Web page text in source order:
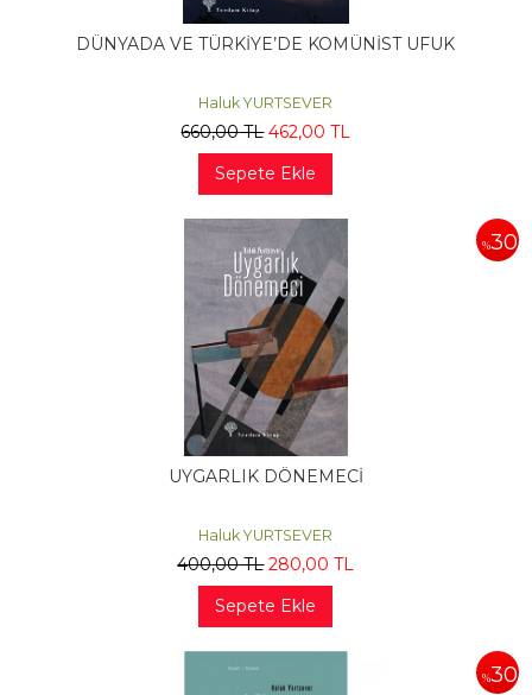
DÜNYADA VE TÜRKİYE’DE KOMÜNİST UFUK
Haluk YURTSEVER
660,00TL 462,00 TL
Sepete Ekle
%30
UYGARLIK DÖNEMECİ
Haluk YURTSEVER
400,00TL 280,00 TL
Sepete Ekle
%30